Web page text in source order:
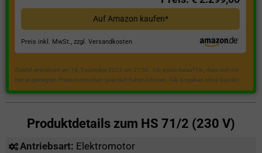
Auf Amazon kaufen*
Preis inkl. MwSt., zzgl. Versandkosten
Zuletzt aktualisiert am 18. Dezember 2023 um 21:50 . Ich weise darauf hin, dass sich die
hier angezeigten Preise inzwischen geändert haben können. Alle Angaben ohne Gewähr.
Produktdetails zum HS 71/2 (230 V)
Antriebsart: Elektromotor